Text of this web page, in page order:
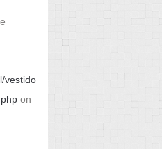
vestido
on